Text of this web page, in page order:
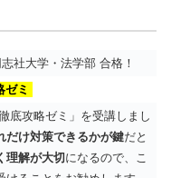
志社大学・法学部 合格！
ゼミ
底攻略ゼミ」を受講しまし
だけ対策できるかが鍵だと
理解が大切になるので、こ